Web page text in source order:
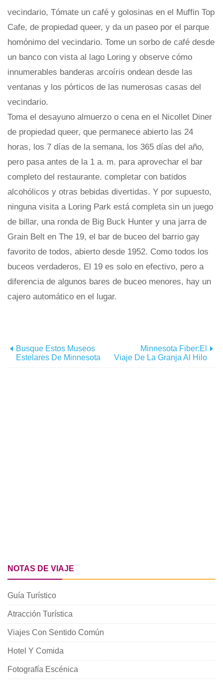
vecindario, Tómate un café y golosinas en el Muffin Top
Cafe, de propiedad queer, y da un paseo por el parque
homónimo del vecindario. Tome un sorbo de café desde
un banco con vista al lago Loring y observe cómo
innumerables banderas arcoíris ondean desde las
ventanas y los pórticos de las numerosas casas del
vecindario.
Toma el desayuno almuerzo o cena en el Nicollet Diner
de propiedad queer, que permanece abierto las 24
horas, los 7 días de la semana, los 365 días del año,
pero pasa antes de la 1 a. m. para aprovechar el bar
completo del restaurante. completar con batidos
alcohólicos y otras bebidas divertidas. Y por supuesto,
ninguna visita a Loring Park está completa sin un juego
de billar, una ronda de Big Buck Hunter y una jarra de
Grain Belt en The 19, el bar de buceo del barrio gay
favorito de todos, abierto desde 1952. Como todos los
buceos verdaderos, El 19 es solo en efectivo, pero a
diferencia de algunos bares de buceo menores, hay un
cajero automático en el lugar.
Busque Estos Museos
Estelares De Minnesota
Minnesota Fiber:El
Viaje De La Granja Al Hilo
NOTAS DE VIAJE
Guía Turístico
Atracción Turística
Viajes Con Sentido Común
Hotel Y Comida
Fotografía Escénica